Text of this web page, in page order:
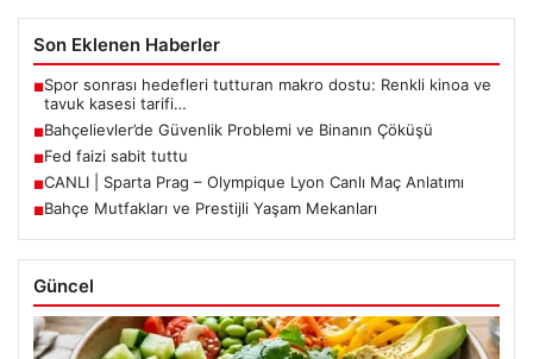
Son Eklenen Haberler
■Spor sonrası hedefleri tutturan makro dostu: Renkli kinoa ve
tavuk kasesi tarifi…
■Bahçelievler’de Güvenlik Problemi ve Binanın Çöküşü
■Fed faizi sabit tuttu
■CANLI | Sparta Prag – Olympique Lyon Canlı Maç Anlatımı
■Bahçe Mutfakları ve Prestijli Yaşam Mekanları
Güncel